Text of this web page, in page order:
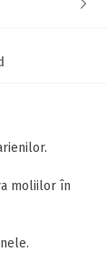
moliilor în